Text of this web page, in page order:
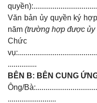
Văn bản ủy quyền ký
năm (trường hợp được ủy
Chức
...............
BÊN B: BÊN CUNG
Ông/
.........................